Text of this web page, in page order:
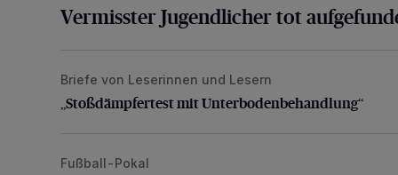
Vermisster Jugendlicher tot
„Stoßdämpfertest mit Unterbodenbehandlung“
Briefe von Leserinnen und Lesern
„Stoßdämpfertest mit Unterbodenbehandlung“
WSV: Übertragung im Barmer Bahnhof und klare
Fußball-Pokal